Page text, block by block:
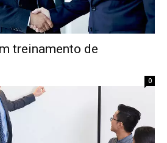
treinamento de
0